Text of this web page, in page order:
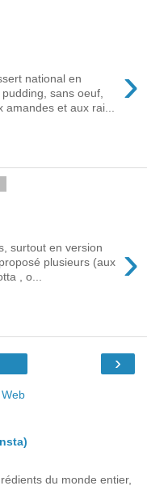
›
national en
sans oeuf,
et aux rai...
›
surtout en version
plusieurs (aux
, o...
›
du monde entier,